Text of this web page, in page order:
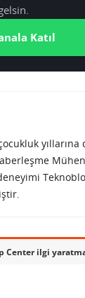
Katıl
yıllarına
Center ilgi